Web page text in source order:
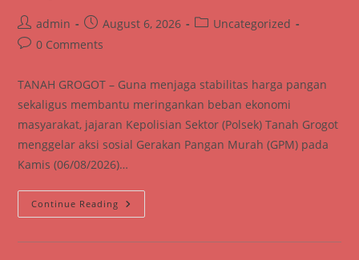
Post
author:
admin
Post
published:
August 6, 2026
PostUncategorized
Post0 Comments
TANAH GROGOT – Guna menjaga stabilitas harga pangan
sekaligus membantu meringankan beban ekonomi
masyarakat, jajaran Kepolisian Sektor (Polsek) Tanah Grogot
menggelar aksi sosial Gerakan Pangan Murah (GPM) pada
Kamis (06/08/2026)…
Continue Reading Gerakan
Pangan